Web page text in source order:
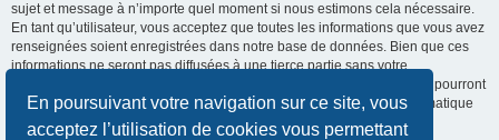
En poursuivant votre navigation sur ce site, vous
acceptez l’utilisation de cookies vous permettant
sujet et message à n’importe quel moment si nous estimons cela nécessaire.
En tant qu’utilisateur, vous acceptez que toutes les informations que vous avez
renseignées soient enregistrées dans notre base de données. Bien que ces
informations ne seront pas diffusées à une tierce partie sans votre
consentement, ni « Les motos anglaises d'avant 1983 », ni phpBB, ne pourront
être tenus comme responsables en cas de tentative de piratage informatique
visant à compromettre vos données.